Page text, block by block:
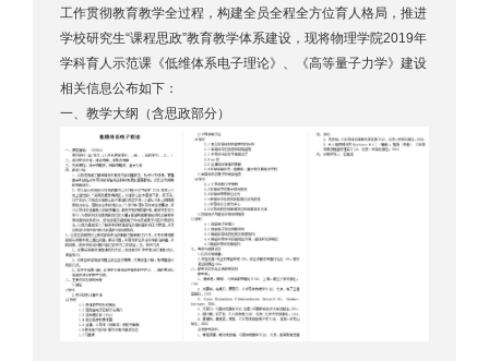
工作贯彻教育教学全过程，构建全员全程全方位育人格局，推进
学校研究生“课程思政”教育教学体系建设，现将物理学院2019年
学科育人示范课《低维体系电子理论》、《高等量子力学》建设
相关信息公布如下：
一、教学大纲（含思政部分）